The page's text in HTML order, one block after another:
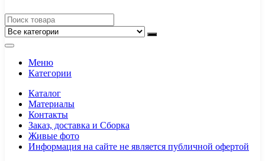
Меню
Категории
Каталог
Материалы
Контакты
Заказ, доставка и Сборка
Живые фото
Информация на сайте не является публичной офертой